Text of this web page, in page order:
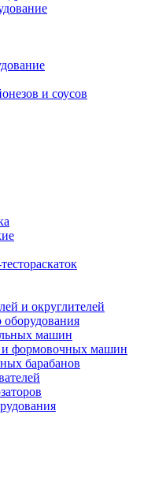
и соусов
и округлителей
машин
и формовочных машин
барабанов